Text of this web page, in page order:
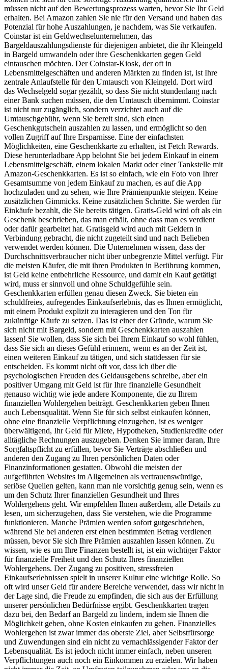
müssen nicht auf den Bewertungsprozess warten, bevor Sie Ihr Geld
erhalten. Bei Amazon zahlen Sie nie für den Versand und haben das
Potenzial für hohe Auszahlungen, je nachdem, was Sie verkaufen.
Coinstar ist ein Geldwechselunternehmen, das
Bargeldauszahlungsdienste für diejenigen anbietet, die ihr Kleingeld
in Bargeld umwandeln oder ihre Geschenkkarten gegen Geld
eintauschen möchten. Der Coinstar-Kiosk, der oft in
Lebensmittelgeschäften und anderen Märkten zu finden ist, ist Ihre
zentrale Anlaufstelle für den Umtausch von Kleingeld. Dort wird
das Wechselgeld sogar gezählt, so dass Sie nicht stundenlang nach
einer Bank suchen müssen, die den Umtausch übernimmt. Coinstar
ist nicht nur zugänglich, sondern verzichtet auch auf die
Umtauschgebühr, wenn Sie bereit sind, sich einen
Geschenkgutschein auszahlen zu lassen, und ermöglicht so den
vollen Zugriff auf Ihre Ersparnisse. Eine der einfachsten
Möglichkeiten, eine Geschenkkarte zu erhalten, ist Fetch Rewards.
Diese herunterladbare App belohnt Sie bei jedem Einkauf in einem
Lebensmittelgeschäft, einem lokalen Markt oder einer Tankstelle mit
Amazon-Geschenkkarten. Es ist so einfach, wie ein Foto von Ihrer
Gesamtsumme von jedem Einkauf zu machen, es auf die App
hochzuladen und zu sehen, wie Ihre Prämienpunkte steigen. Keine
zusätzlichen Gimmicks. Keine zusätzlichen Schritte. Sie werden für
Einkäufe bezahlt, die Sie bereits tätigen. Gratis-Geld wird oft als ein
Geschenk beschrieben, das man erhält, ohne dass man es verdient
oder dafür gearbeitet hat. Gratisgeld wird auch mit Geldern in
Verbindung gebracht, die nicht zugeteilt sind und nach Belieben
verwendet werden können. Die Unternehmen wissen, dass der
Durchschnittsverbraucher nicht über unbegrenzte Mittel verfügt. Für
die meisten Käufer, die mit ihren Produkten in Berührung kommen,
ist Geld keine entbehrliche Ressource, und damit ein Kauf getätigt
wird, muss er sinnvoll und ohne Schuldgefühle sein.
Geschenkkarten erfüllen genau diesen Zweck. Sie bieten ein
schuldfreies, aufregendes Einkaufserlebnis, das es Ihnen ermöglicht,
mit einem Produkt explizit zu interagieren und den Ton für
zukünftige Käufe zu setzen. Das ist einer der Gründe, warum Sie
sich nicht mit Bargeld, sondern mit Geschenkkarten auszahlen
lassen! Sie wollen, dass Sie sich bei Ihrem Einkauf so wohl fühlen,
dass Sie sich an dieses Gefühl erinnern, wenn es an der Zeit ist,
einen weiteren Einkauf zu tätigen, und sich stattdessen für sie
entscheiden. Es kommt nicht oft vor, dass ich über die
psychologischen Freuden des Geldausgebens schreibe, aber ein
positiver Umgang mit Geld ist für Ihre finanzielle Gesundheit
genauso wichtig wie jede andere Komponente, die zu Ihrem
finanziellen Wohlergehen beiträgt. Geschenkkarten geben Ihnen
auch Lebensqualität. Wenn Sie für sich selbst einkaufen können,
ohne eine finanzielle Verpflichtung einzugehen, ist es weniger
überwältigend, Ihr Geld für Miete, Hypotheken, Studienkredite oder
alltägliche Rechnungen auszugeben. Denken Sie immer daran, Ihre
Sorgfaltspflicht zu erfüllen, bevor Sie Verträge abschließen und
anderen den Zugang zu Ihren persönlichen Daten oder
Finanzinformationen gestatten. Obwohl die meisten der
aufgeführten Websites im Allgemeinen als vertrauenswürdige,
seriöse Quellen gelten, kann man nie vorsichtig genug sein, wenn es
um den Schutz Ihrer finanziellen Gesundheit und Ihres
Wohlergehens geht. Wir empfehlen Ihnen außerdem, alle Details zu
lesen, um sicherzugehen, dass Sie verstehen, wie die Programme
funktionieren. Manche Prämien werden sofort gutgeschrieben,
während Sie bei anderen erst einen bestimmten Betrag verdienen
müssen, bevor Sie sich Ihre Prämien auszahlen lassen können. Zu
wissen, wie es um Ihre Finanzen bestellt ist, ist ein wichtiger Faktor
für finanzielle Freiheit und den Schutz Ihres finanziellen
Wohlergehens. Der Zugang zu positiven, stressfreien
Einkaufserlebnissen spielt in unserer Kultur eine wichtige Rolle. So
oft wird unser Geld für andere Bereiche verwendet, dass wir nicht in
der Lage sind, die Freude zu empfinden, die sich aus der Erfüllung
unserer persönlichen Bedürfnisse ergibt. Geschenkkarten tragen
dazu bei, den Bedarf an Bargeld zu lindern, indem sie Ihnen die
Möglichkeit geben, ohne Kosten einkaufen zu gehen. Finanzielles
Wohlergehen ist zwar immer das oberste Ziel, aber Selbstfürsorge
und Zuwendungen sind ein nicht zu vernachlässigender Faktor der
Lebensqualität. Es ist jedoch nicht immer einfach, neben unseren
Verpflichtungen auch noch ein Einkommen zu erzielen. Wir haben